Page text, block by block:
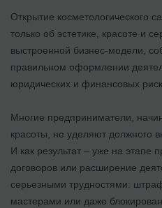
Открытие косметологического
только об эстетике, красоте и
выстроенной бизнес-модели,
правильном оформлении
юридических и финансовых
Многие предприниматели,
красоты, не уделяют должного
И как результат – уже на этапе
договоров или расширение
серьезными трудностями:
мастерами или даже